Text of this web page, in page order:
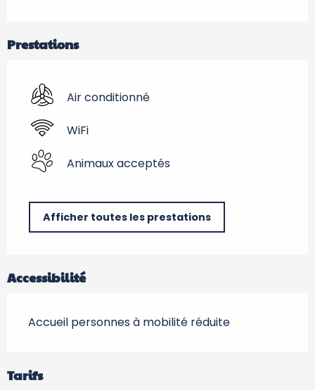
Prestations
Air conditionné
WiFi
Animaux acceptés
Afficher toutes les prestations
Accessibilité
Accueil personnes à mobilité réduite
Tarifs